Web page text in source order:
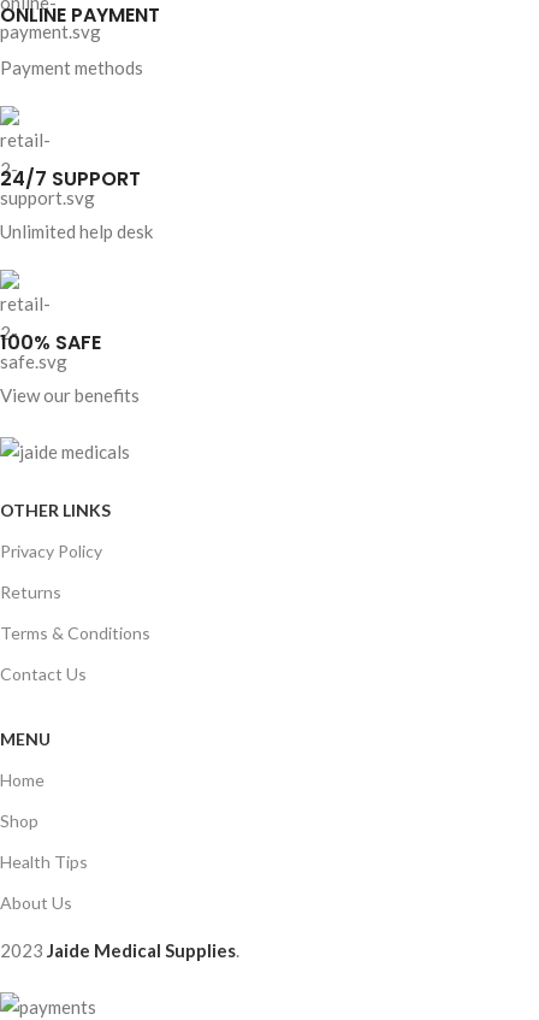
ONLINE PAYMENT
Payment methods
24/7 SUPPORT
Unlimited help desk
100% SAFE
View our benefits
OTHER LINKS
Privacy Policy
Returns
Terms & Conditions
Contact Us
MENU
Home
Shop
Health Tips
About Us
2023 Jaide Medical Supplies.